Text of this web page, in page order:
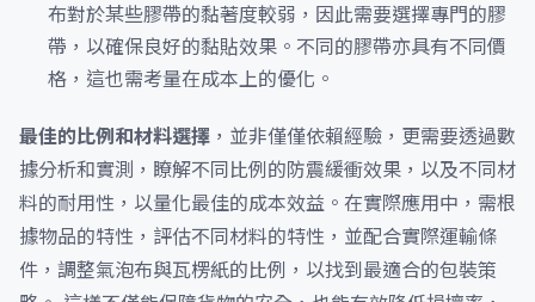
布對於某些膠帶的黏著度較弱，因此需要選擇專門的膠
帶，以確保良好的黏貼效果。不同的膠帶亦具有不同價
格，這也需考量在成本上的優化。
最佳的比例和材料選擇 ，並非僅僅依賴經驗，更需要透過數
據分析和實測，瞭解不同比例的防震緩衝效果，以及不同材
料的耐用性，以量化最佳的成本效益。在實際應用中，需根
據物品的特性，評估不同材料的特性，並配合實際運輸條
件，調整氣泡布與瓦楞紙的比例，以找到最適合的包裝策